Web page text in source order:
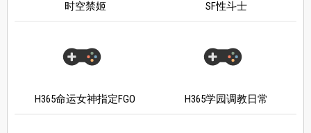
时空禁姬 SF性斗士
H365命运女神指定FGO H365学园调教日常